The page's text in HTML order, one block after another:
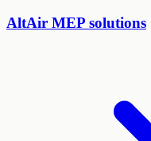
AltAir MEP solutions